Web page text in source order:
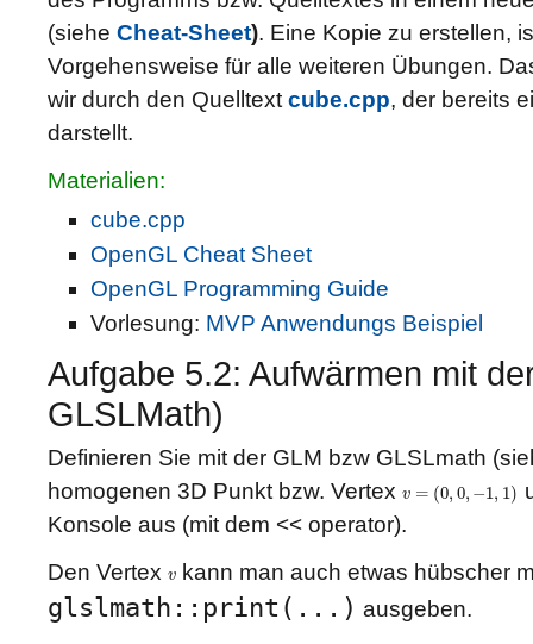
(siehe Cheat-Sheet). Eine Kopie zu erstellen,
Vorgehensweise für alle weiteren Übungen.
wir durch den Quelltext cube.cpp, der bereits
darstellt.
Materialien:
cube.cpp
OpenGL Cheat Sheet
OpenGL Programming Guide
Vorlesung: MVP Anwendungs Beispiel
Aufgabe 5.2: Aufwärmen mit
GLSLMath)
Definieren Sie mit der GLM bzw GLSLmath
homogenen 3D Punkt bzw. Vertex v = (0, 0, −1, 1)
v=(0 0,− 1,1)
Konsole aus (mit dem << operator).
Den Vertex v
v kann man auch etwas hübscher
glslmath::print(...) ausgeben.